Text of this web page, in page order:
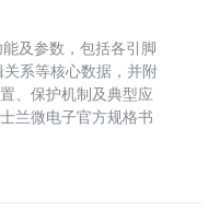
及参数，包括各引脚
系等核心数据，并附
、保护机制及典型应
兰微电子官方规格书